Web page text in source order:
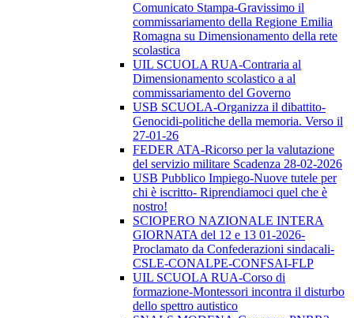
Comunicato Stampa-Gravissimo il
commissariamento della Regione Emilia
Romagna su Dimensionamento della rete
scolastica
UIL SCUOLA RUA-Contraria al
Dimensionamento scolastico a al
commissariamento del Governo
USB SCUOLA-Organizza il dibattito-
Genocidi-politiche della memoria. Verso il
27-01-26
FEDER ATA-Ricorso per la valutazione
del servizio militare Scadenza 28-02-2026
USB Pubblico Impiego-Nuove tutele per
chi è iscritto- Riprendiamoci quel che è
nostro!
SCIOPERO NAZIONALE INTERA
GIORNATA del 12 e 13 01-2026-
Proclamato da Confederazioni sindacali-
CSLE-CONALPE-CONFSAI-FLP
UIL SCUOLA RUA-Corso di
formazione-Montessori incontra il disturbo
dello spettro autistico